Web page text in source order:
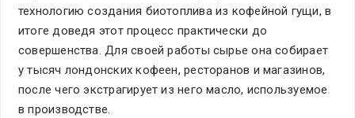
технологию создания биотоплива из кофейной гущи, в
итоге доведя этот процесс практически до
совершенства. Для своей работы сырье она собирает
у тысяч лондонских кофеен, ресторанов и магазинов,
после чего экстрагирует из него масло, используемое
в производстве.